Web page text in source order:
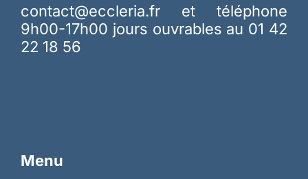
contact@eccleria.fr et téléphone
9h00-17h00 jours ouvrables au 01 42
22 18 56
Menu